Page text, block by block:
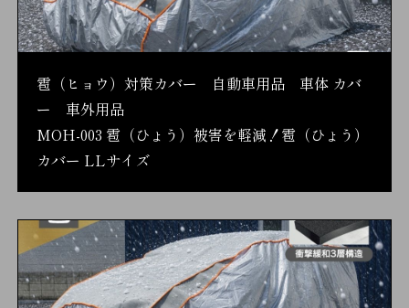
雹（ヒョウ）対策カバー 自動車用品 車体 カバ
ー 車外用品
MOH-003 雹（ひょう）被害を軽減！雹（ひょう）
カバー LLサイズ